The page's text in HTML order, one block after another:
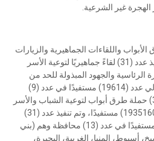
غير الشرعية.
واللقاءات الجماهيرية والزيارات
الميدانية بالمحافظات، فقد تم تنفيذ عدد (31) لقاءً جماهيريًا لتوعية الأسر
الرئاسية والجهود المبذولة للحد من
ظاهرة الهجرة غير الشرعية بإجمالي عدد (19614) مستفيدًا في عدد (9)
محافظات، كذلك تم تنفيذ عدد (39) حملة طرق أبواب لتوعية الشباب والأسر
لعدد (183) قرية، بإجمالي عدد (1935160) مستفيدًا، وتم تنفيذ عدد (31)
قافلة طبية بإجمالي عدد (6291) مستفيدًا في عدد (13) محافظة وهم (بني
أسيوط، المنيا، الغربية، البحيرة،